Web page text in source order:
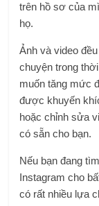
trên hồ sơ của
họ.
Ảnh và video
chuyện trong
muốn tăng mức
được khuyến
hoặc chỉnh sửa
có sẵn cho bạn.
Nếu bạn đang
Instagram cho
có rất nhiều lựa